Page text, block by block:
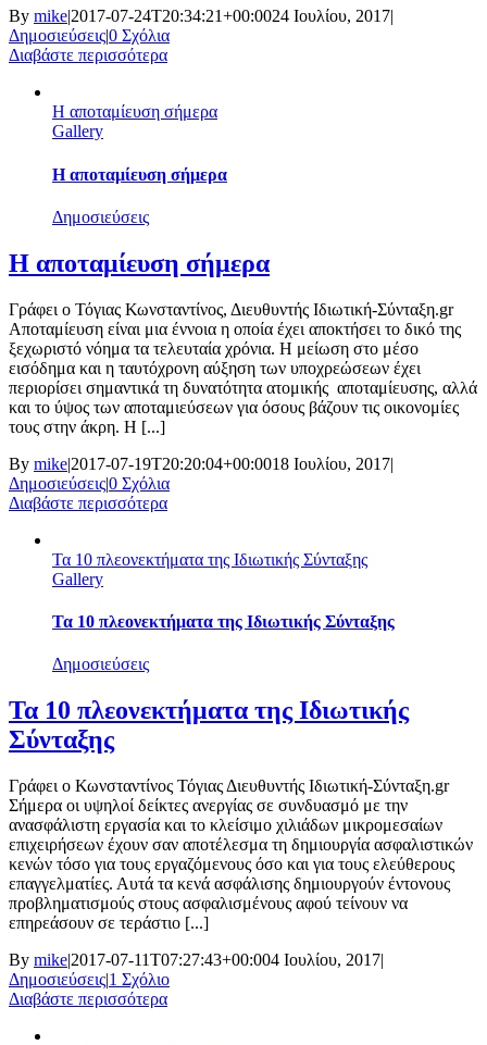
By mike|2017-07-24T20:34:21+00:0024 Ιουλίου, 2017|
Δημοσιεύσεις|0 Σχόλια
Διαβάστε περισσότερα
H αποταμίευση σήμερα
Gallery
H αποταμίευση σήμερα
Δημοσιεύσεις
H αποταμίευση σήμερα
Γράφει ο Τόγιας Κωνσταντίνος, Διευθυντής Ιδιωτική-Σύνταξη.gr
Αποταμίευση είναι μια έννοια η οποία έχει αποκτήσει το δικό της
ξεχωριστό νόημα τα τελευταία χρόνια. Η μείωση στο μέσο
εισόδημα και η ταυτόχρονη αύξηση των υποχρεώσεων έχει
περιορίσει σημαντικά τη δυνατότητα ατομικής αποταμίευσης, αλλά
και το ύψος των αποταμιεύσεων για όσους βάζουν τις οικονομίες
τους στην άκρη. Η [...]
By mike|2017-07-19T20:20:04+00:0018 Ιουλίου, 2017|
Δημοσιεύσεις|0 Σχόλια
Διαβάστε περισσότερα
Τα 10 πλεονεκτήματα της Ιδιωτικής Σύνταξης
Gallery
Τα 10 πλεονεκτήματα της Ιδιωτικής Σύνταξης
Δημοσιεύσεις
Τα 10 πλεονεκτήματα της Ιδιωτικής
Σύνταξης
Γράφει ο Κωνσταντίνος Τόγιας Διευθυντής Ιδιωτική-Σύνταξη.gr
Σήμερα οι υψηλοί δείκτες ανεργίας σε συνδυασμό με την
ανασφάλιστη εργασία και το κλείσιμο χιλιάδων μικρομεσαίων
επιχειρήσεων έχουν σαν αποτέλεσμα τη δημιουργία ασφαλιστικών
κενών τόσο για τους εργαζόμενους όσο και για τους ελεύθερους
επαγγελματίες. Αυτά τα κενά ασφάλισης δημιουργούν έντονους
προβληματισμούς στους ασφαλισμένους αφού τείνουν να
επηρεάσουν σε τεράστιο [...]
By mike|2017-07-11T07:27:43+00:004 Ιουλίου, 2017|
Δημοσιεύσεις|1 Σχόλιο
Διαβάστε περισσότερα